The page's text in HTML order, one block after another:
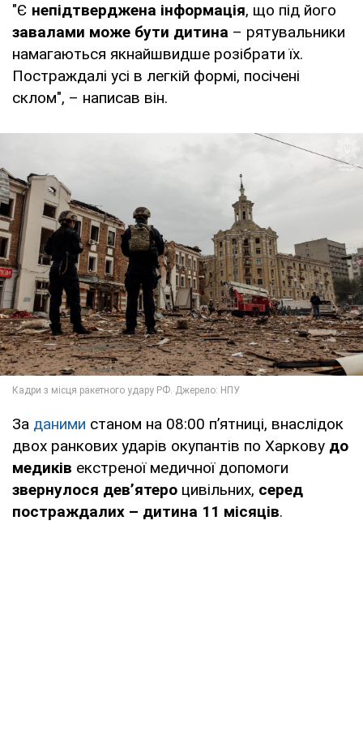
"Є непідтверджена інформація, що під його
завалами може бути дитина – рятувальники
намагаються якнайшвидше розібрати їх.
Постраждалі усі в легкій формі, посічені
склом", – написав він.
За даними станом на 08:00 п’ятниці, внаслідок
двох ранкових ударів окупантів по Харкову до
медиків екстреної медичної допомоги
звернулося дев’ятеро цивільних, серед
постраждалих – дитина 11 місяців.